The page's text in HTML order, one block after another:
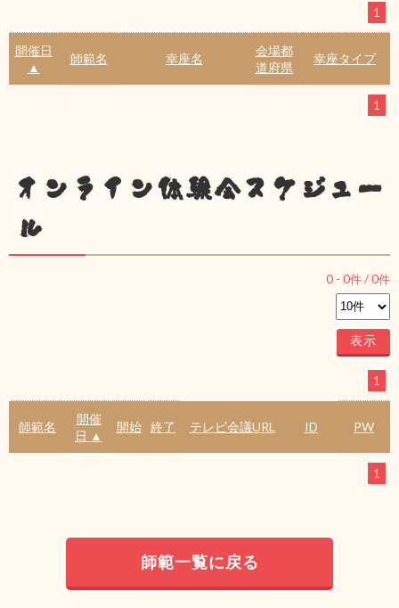
1
開催日
▲
師範名 幸座名
会場都
道府県
幸座タイプ
1
オンライン体験会スケジュー
ル
0 - 0件 /0件
1
師範名
開催
日 ▲
開始 終了 テレビ会議URL ID PW
1
師範一覧に戻る